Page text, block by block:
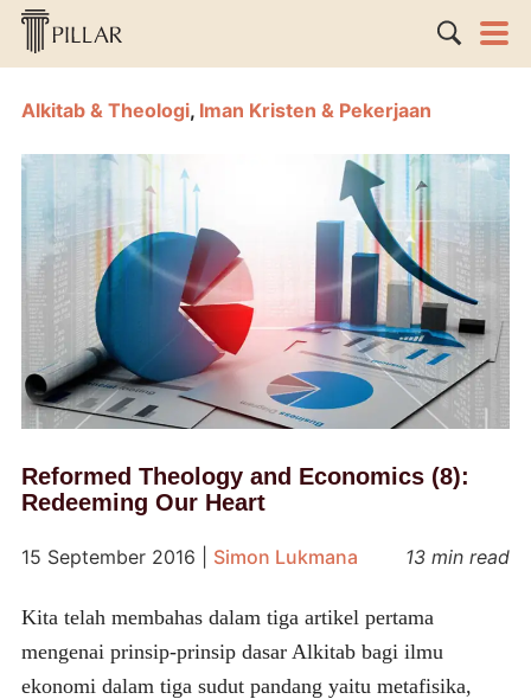
Alkitab & Theologi, Iman Kristen & Pekerjaan
Reformed Theology and Economics (8):
Redeeming Our Heart
15 September 2016 Simon Lukmana 13 min read
Kita telah membahas dalam tiga artikel pertama
mengenai prinsip-prinsip dasar Alkitab bagi ilmu
ekonomi dalam tiga sudut pandang yaitu metafisika,